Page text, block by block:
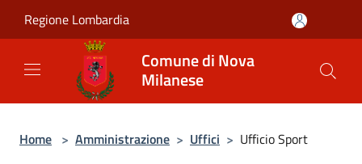
Regione Lombardia
Comune di Nova
Milanese
Home > Amministrazione > Uffici > Ufficio Sport